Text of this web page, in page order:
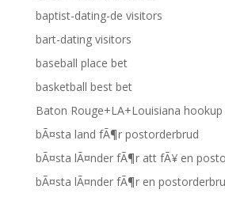
baptist-dating-de visitors
bart-dating visitors
baseball place bet
basketball best bet
Baton Rouge+LA+Louisiana hookup
bÃ¤sta land fÃ¶r postorderbrud
bÃ¤sta lÃ¤nder fÃ¶r att fÃ¥ en
bÃ¤sta lÃ¤nder fÃ¶r en